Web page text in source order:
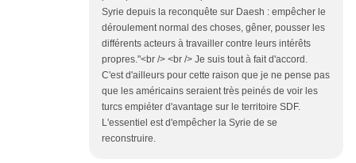
Syrie depuis la reconquête sur Daesh : empêcher le
déroulement normal des choses, gêner, pousser les
différents acteurs à travailler contre leurs intérêts
propres."<br /> <br /> Je suis tout à fait d'accord.
C'est d'ailleurs pour cette raison que je ne pense pas
que les américains seraient très peinés de voir les
turcs empiéter d'avantage sur le territoire SDF.
L'essentiel est d'empêcher la Syrie de se
reconstruire.